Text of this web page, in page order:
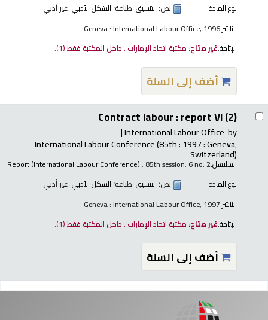
نوع المادة :
نص؛ التنسيق: طباعة؛ الشكل الأدبي: غير أدبي
الناشر:Geneva : International Labour Office, 1996
الإتاحة:غير متاح: مكتبة اتحاد الإمارات : داخل المكتبة فقط(1).
أضف إلى السلة
Contract labour : report VI (2)
by
International Labour Office
International Labour Conference(85th : 1997 : Geneva,
Switzerland)
السلاسل: Report (International Labour Conference); 85th session, 6 no. 2
نوع المادة :
نص؛ التنسيق: طباعة؛ الشكل الأدبي: غير أدبي
الناشر:Geneva : International Labour Office, 1997
الإتاحة:غير متاح: مكتبة اتحاد الإمارات : داخل المكتبة فقط(1).
أضف إلى السلة